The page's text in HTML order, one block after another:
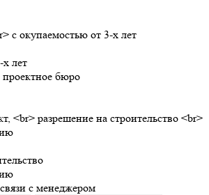
лет
с менеджером